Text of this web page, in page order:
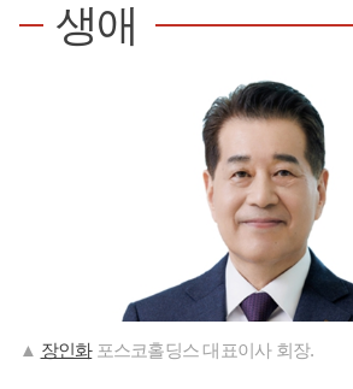
생애
▲ 장인화포스코홀딩스 대표이사 회장.